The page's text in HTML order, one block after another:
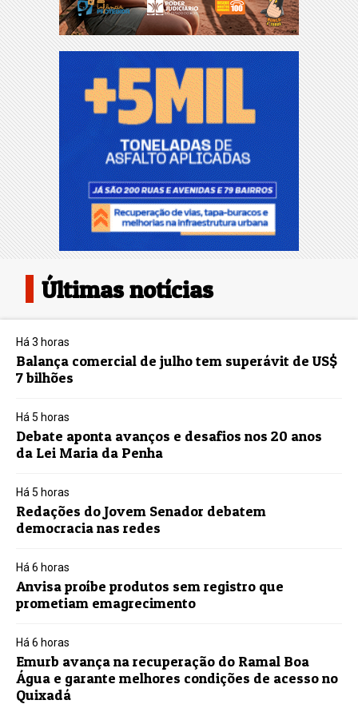
Últimas notícias
Há 3 horas
Balança comercial de julho tem superávit de US$
7 bilhões
Há 5 horas
Debate aponta avanços e desafios nos 20 anos
da Lei Maria da Penha
Há 5 horas
Redações do Jovem Senador debatem
democracia nas redes
Há 6 horas
Anvisa proíbe produtos sem registro que
prometiam emagrecimento
Há 6 horas
Emurb avança na recuperação do Ramal Boa
Água e garante melhores condições de acesso no
Quixadá